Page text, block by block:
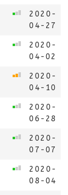
2020-
04-27
2020-
04-02
2020-
04-10
2020-
06-28
2020-
07-07
2020-
08-04